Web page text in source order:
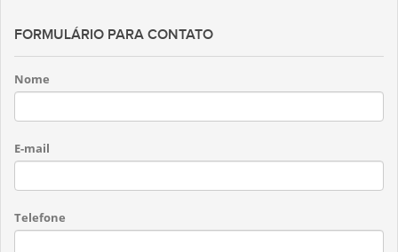
FORMULÁRIO PARA CONTATO
Nome
E-mail
Telefone